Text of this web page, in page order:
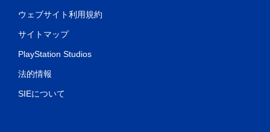
ウェブサイト利用規約
サイトマップ
PlayStation Studios
法的情報
SIEについて